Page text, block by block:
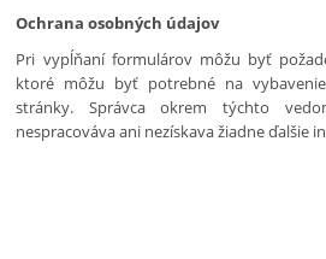
Ochrana osobných údajov
Pri vypĺňaní formulárov môžu byť
ktoré môžu byť potrebné na
stránky. Správca okrem týchto
nespracováva ani nezískava žiadne ďalšie